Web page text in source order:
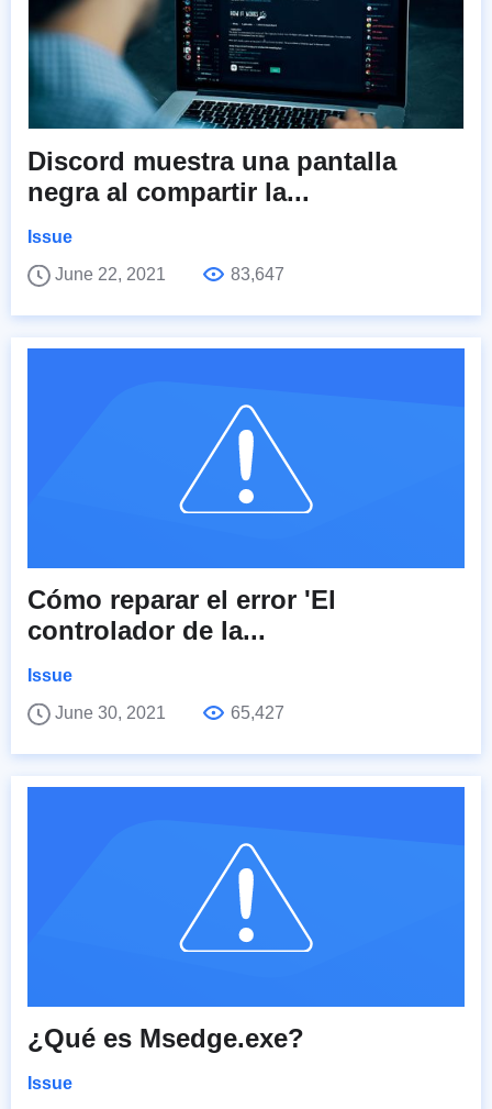
Discord muestra una pantalla
negra al compartir la...
Issue
June 22, 2021
83,647
Cómo reparar el error 'El
controlador de la...
Issue
June 30, 2021
65,427
¿Qué es Msedge.exe?
Issue